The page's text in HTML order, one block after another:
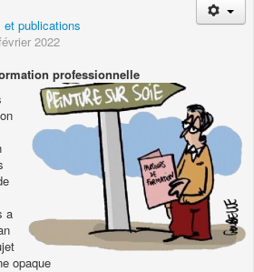
ASSOCIES
PUBLICATIONS
Conférences
Articles et publications
publications
2022
professionnelle
a
opaque